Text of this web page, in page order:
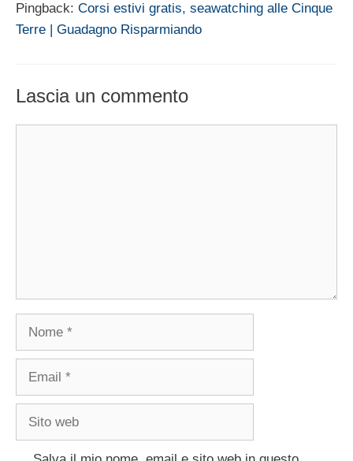
Pingback: Corsi estivi gratis, seawatching alle Cinque
Terre | Guadagno Risparmiando
Lascia un commento